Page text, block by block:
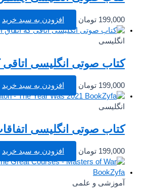
199,000 تومان افزودن به سبد خرید
انگلیسی
کتاب صوتی انگلیسی اتاقی
199,000 تومان افزودن به سبد خرید
انگلیسی
کتاب صوتی انگلیسی اتفاقات
199,000 تومان افزودن به سبد خرید
آموزشی و علمی